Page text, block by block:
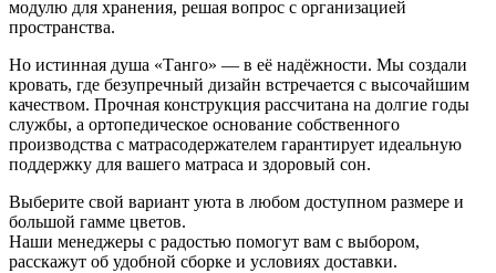
модулю для хранения, решая вопрос с организацией
пространства.
Но истинная душа «Танго» — в её надёжности. Мы создали
кровать, где безупречный дизайн встречается с высочайшим
качеством. Прочная конструкция рассчитана на долгие годы
службы, а ортопедическое основание собственного
производства с матрасодержателем гарантирует идеальную
поддержку для вашего матраса и здоровый сон.
Выберите свой вариант уюта в любом доступном размере и
большой гамме цветов.
Наши менеджеры с радостью помогут вам с выбором,
расскажут об удобной сборке и условиях доставки.